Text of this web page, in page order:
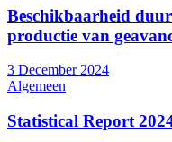
Beschikbaarheid
productie van
3 December 2024
Algemeen
Statistical Report